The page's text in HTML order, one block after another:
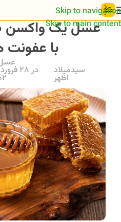
Skip to navigation
Skip to main content
عسل یک واکسن
با
سیدمیلاد
اظهر
در 28